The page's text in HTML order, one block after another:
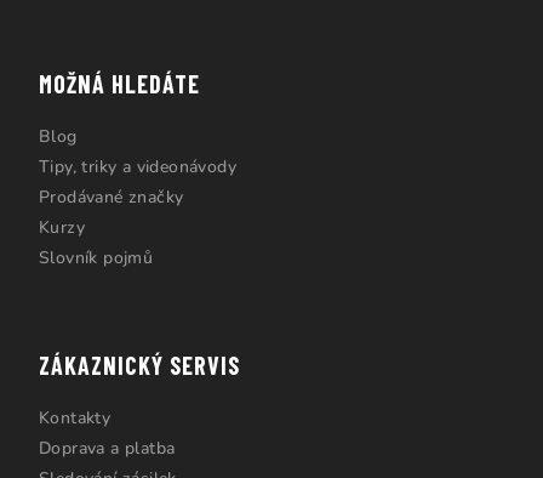
MOŽNÁ HLEDÁTE
Blog
Tipy, triky a videonávody
Prodávané značky
Kurzy
Slovník pojmů
ZÁKAZNICKÝ SERVIS
Kontakty
Doprava a platba